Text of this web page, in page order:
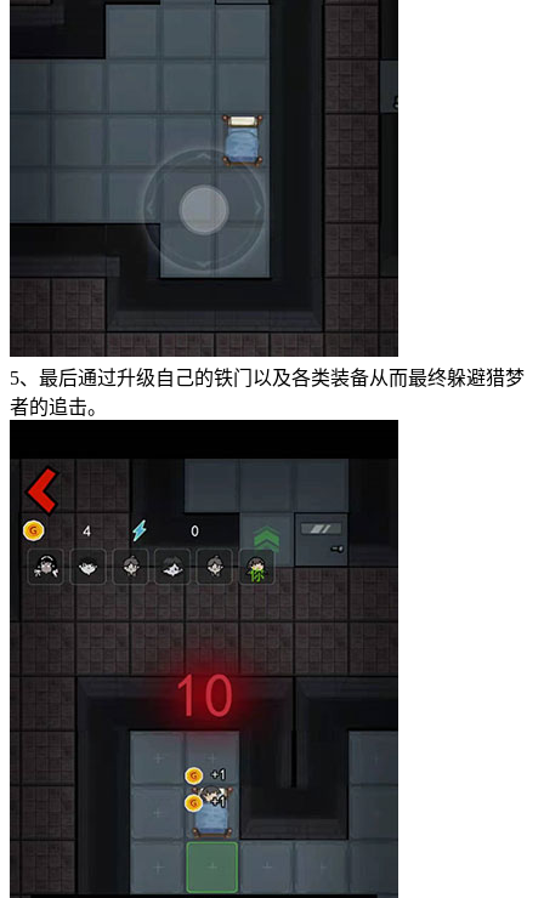
5、最后通过升级自己的铁门以及各类装备从而最终躲避猎梦
者的追击。